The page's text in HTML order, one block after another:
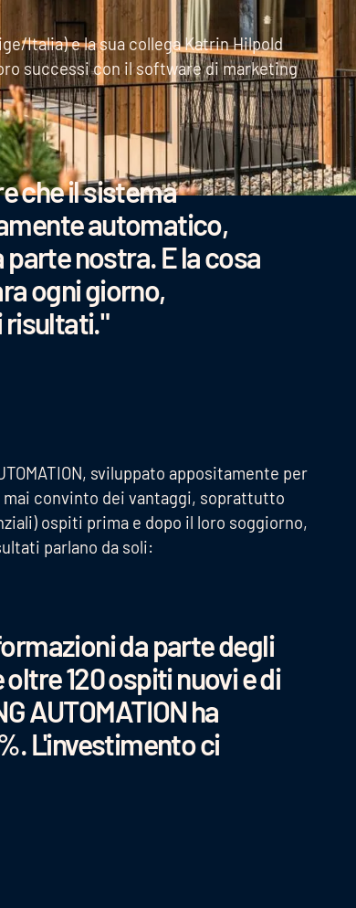
Italia) e la sua collega Katrin Hilpold
successi con il software di marketing
che il sistema
automatico,
nostra. E la cosa
ogni giorno,
sviluppato appositamente per
convinto dei vantaggi, soprattutto
ospiti prima e dopo il loro soggiorno,
parlano da soli:
da parte degli
120 ospiti nuovi e di
AUTOMATION ha
L'investimento ci